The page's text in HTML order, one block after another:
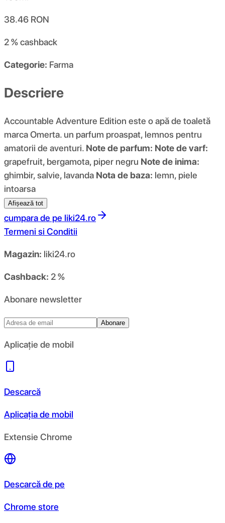
38.46 RON
2 %cashback
Categorie: Farma
Descriere
Accountable Adventure Edition este o apă de toaletă
marca Omerta. un parfum proaspat, lemnos pentru
amatorii de aventuri. Note de parfum: Note de varf:
grapefruit, bergamota, piper negru Note de inima:
ghimbir, salvie, lavanda Nota de baza: lemn, piele
intoarsa
Afișează tot
cumpara de pe liki24.ro
Termeni si Conditii
Magazin: liki24.ro
Cashback: 2 %
Abonare newsletter
Abonare
Aplicație de mobil
Descarcă
Aplicația de mobil
Extensie Chrome
Descarcă de pe
Chrome store